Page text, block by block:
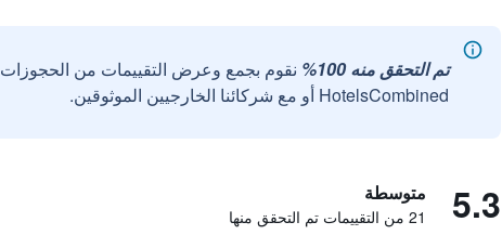
تم التحقق منه 100%
نقوم بجمع وعرض التقييمات من
HotelsCombined أو مع شركائنا الخارجيين الموثوقين.
5.3 متوسطة
21 من التقييمات تم التحقق منها